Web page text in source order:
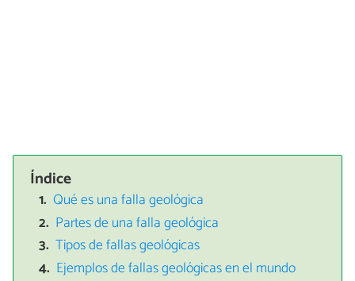
Índice
Qué es una falla geológica
Partes de una falla geológica
Tipos de fallas geológicas
Ejemplos de fallas geológicas en el mundo